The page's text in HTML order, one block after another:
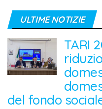
ULTIME NOTIZIE
TARI
del fondo